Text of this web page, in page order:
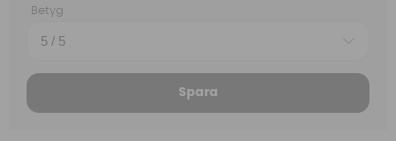
Betyg
Spara